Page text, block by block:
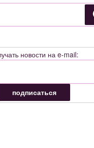
новости на e-mail: